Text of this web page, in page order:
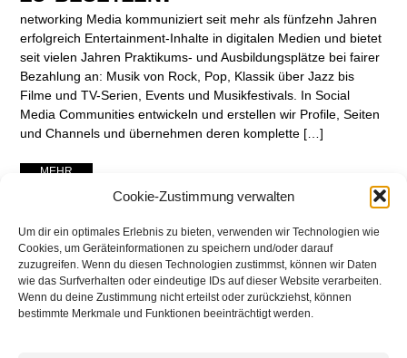
Cookie-Zustimmung verwalten
Um dir ein optimales Erlebnis zu bieten, verwenden wir Technologien wie
Cookies, um Geräteinformationen zu speichern und/oder darauf
zuzugreifen. Wenn du diesen Technologien zustimmst, können wir Daten
wie das Surfverhalten oder eindeutige IDs auf dieser Website verarbeiten.
Wenn du deine Zustimmung nicht erteilst oder zurückziehst, können
bestimmte Merkmale und Funktionen beeinträchtigt werden.
networking Media kommuniziert seit mehr als fünfzehn Jahren
erfolgreich Entertainment-Inhalte in digitalen Medien und bietet
seit vielen Jahren Praktikums- und Ausbildungsplätze bei fairer
Bezahlung an: Musik von Rock, Pop, Klassik über Jazz bis
Filme und TV-Serien, Events und Musikfestivals. In Social
Media Communities entwickeln und erstellen wir Profile, Seiten
und Channels und übernehmen deren komplette […]
... MEHR ...